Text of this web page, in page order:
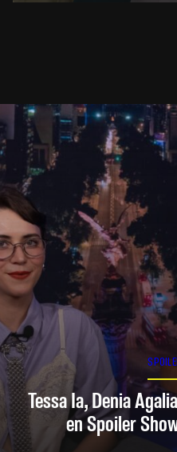
Tessa Ia, Denia
en Spoiler